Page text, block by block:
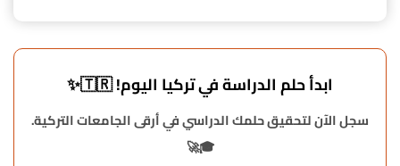
ابدأ حلم الدراسة في تركيا اليوم! 🇹🇷✨
سجل الآن لتحقيق حلمك الدراسي في أرقى الجامعات التركية.
🎓🚀